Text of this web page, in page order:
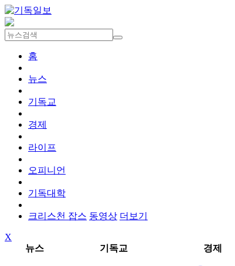
홈
뉴스
기독교
경제
라이프
오피니언
기독대학
크리스천 잡스 동영상 더보기
X
뉴스
기독교 경제